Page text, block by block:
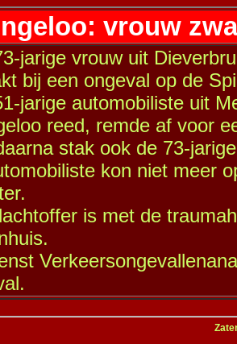
vrouw
jarige vrouw uit
bij een ongeval op de
jarige automobiliste uit
reed, remde af voor
stak ook de 73-
kon niet meer
is met de